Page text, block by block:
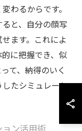
わるからです。
と、自分の顔写
ます。これによ
に把握でき、似
て、納得のいく
たシミュレーシ